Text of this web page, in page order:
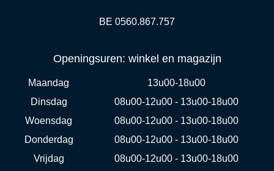
BE 0560.867.757
Openingsuren: winkel en magazijn
Maandag
13u00-18u00
Dinsdag
08u00-12u00 - 13u00-18u00
Woensdag
08u00-12u00 - 13u00-18u00
Donderdag
08u00-12u00 - 13u00-18u00
Vrijdag
08u00-12u00 - 13u00-18u00